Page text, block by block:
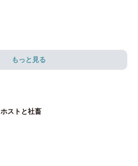
もっと見る
ホストと社畜